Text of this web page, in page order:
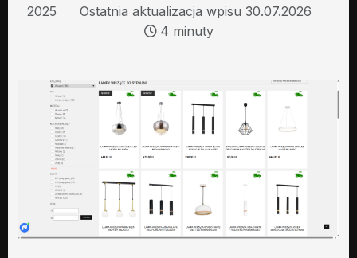
2025
Ostatnia aktualizacja wpisu 30.07.2026
4 minuty